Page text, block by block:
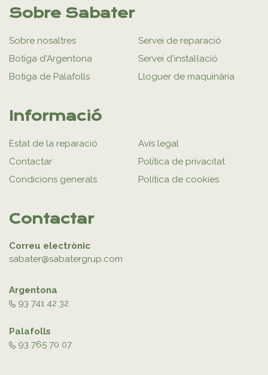
Sobre Sabater
Sobre nosaltres
Botiga d'Argentona
Botiga de Palafolls
Servei de reparació
Servei d'instal·lació
Lloguer de maquinària
Informació
Estat de la reparació
Contactar
Condicions generals
Avís legal
Política de privacitat
Política de cookies
Contactar
Correu electrònic
sabater@sabatergrup.com
Argentona
93 741 42 32
Palafolls
93 765 70 07